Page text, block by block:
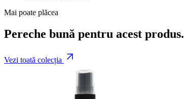
Mai poate plăcea
Pereche bună pentru acest produs.
Vezi toată colecția